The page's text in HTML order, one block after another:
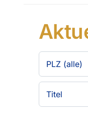
Bereich